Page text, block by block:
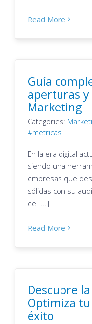
Read More
Guía
aperturas y
Marketing
Categories:
metricas
En la era digital
siendo una
empresas que
sólidas con su
de [...]
Read More
Descubre
Optimiza
éxito